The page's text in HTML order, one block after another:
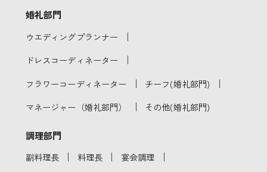
婚礼部門
ウエディングプランナー ｜
ドレスコーディネーター ｜
フラワーコーディネーター ｜ チーフ(婚礼部門) ｜
マネージャー（婚礼部門） ｜ その他(婚礼部門)
調理部門
副料理長 ｜ 料理長 ｜ 宴会調理 ｜